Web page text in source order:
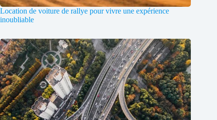
Location de voiture de rallye pour vivre une expérience
inoubliable